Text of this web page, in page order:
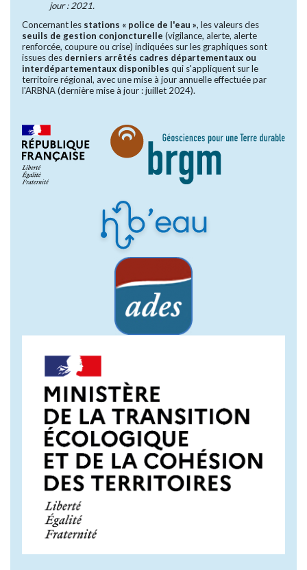
jour : 2021.
Concernant les stations « police de l'eau », les valeurs des
seuils de gestion conjoncturelle (vigilance, alerte, alerte
renforcée, coupure ou crise) indiquées sur les graphiques sont
issues des derniers arrêtés cadres départementaux ou
interdépartementaux disponibles qui s'appliquent sur le
territoire régional, avec une mise à jour annuelle effectuée par
l'ARBNA (dernière mise à jour : juillet 2024).